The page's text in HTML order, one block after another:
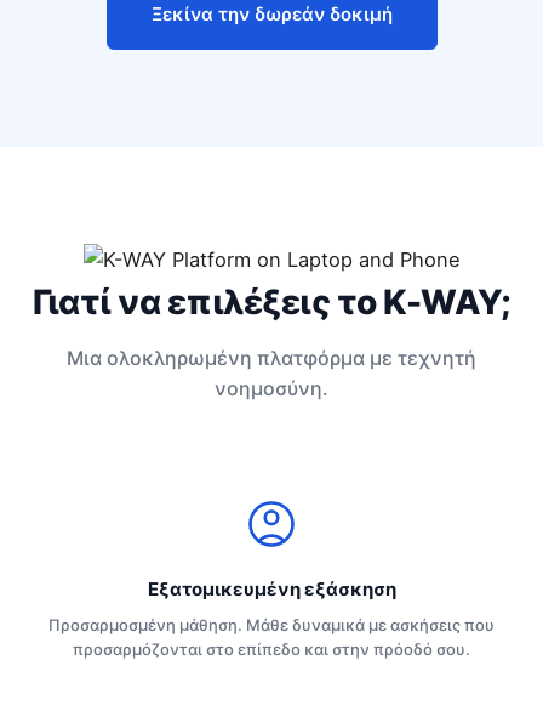
Ξεκίνα την δωρεάν δοκιμή
Γιατί να επιλέξεις το K-WAY;
Μια ολοκληρωμένη πλατφόρμα με τεχνητή
νοημοσύνη.
Εξατομικευμένη εξάσκηση
Προσαρμοσμένη μάθηση. Μάθε δυναμικά με ασκήσεις που
προσαρμόζονται στο επίπεδο και στην πρόοδό σου.